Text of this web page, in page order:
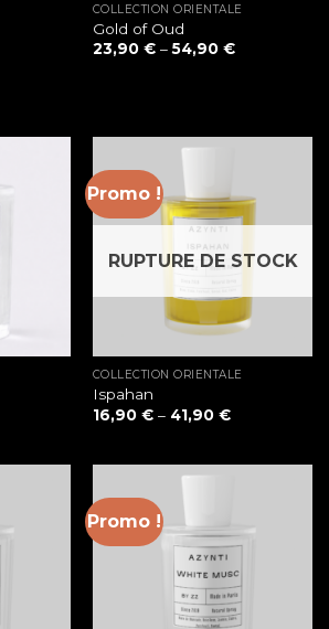
COLLECTION ORIENTALE
Gold of Oud
23,90 €–54,90 €
Promo !
RUPTURE DE STOCK
COLLECTION ORIENTALE
Ispahan
16,90 €– 41,90 €
Promo !